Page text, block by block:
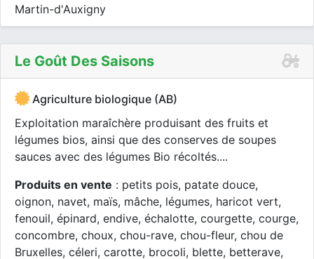
Martin-d'Auxigny
Le Goût Des Saisons
Agriculture biologique (AB)
Exploitation maraîchère produisant des fruits et
légumes bios, ainsi que des conserves de soupes
sauces avec des légumes Bio récoltés....
Produits en vente : petits pois, patate douce,
oignon, navet, maïs, mâche, légumes, haricot vert,
fenouil, épinard, endive, échalotte, courgette, courge,
concombre, choux, chou-rave, chou-fleur, chou de
Bruxelles, céleri, carotte, brocoli, blette, betterave,